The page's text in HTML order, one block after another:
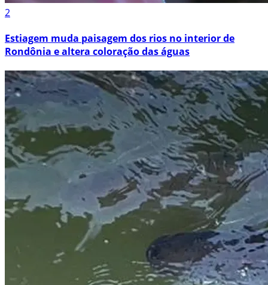
2
Estiagem muda paisagem dos rios no interior de
Rondônia e altera coloração das águas